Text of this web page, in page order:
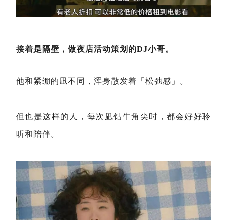
接着是隔壁，做夜店活动策划的DJ小哥。
他和紧绷的凪不同，浑身散发着「松弛感」。
但也是这样的人，每次凪钻牛角尖时，都会好好聆
听和陪伴。